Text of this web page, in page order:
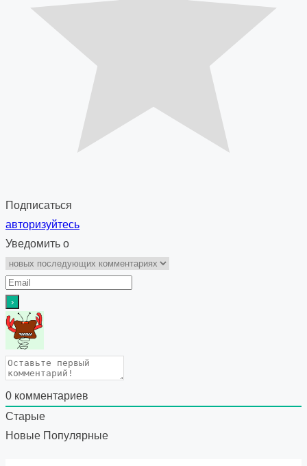
Подписаться
авторизуйтесь
Уведомить о
0 комментариев
Старые
Новые Популярные